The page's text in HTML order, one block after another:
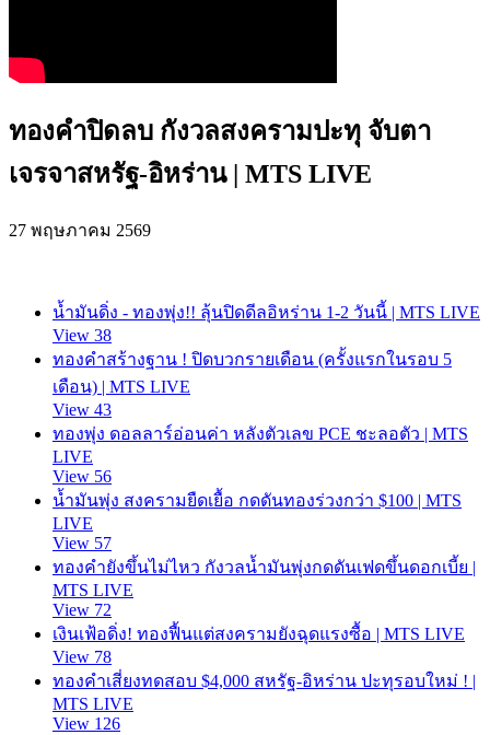
ทองคำปิดลบ กังวลสงครามปะทุ จับตา
เจรจาสหรัฐ-อิหร่าน | MTS LIVE
27 พฤษภาคม 2569
น้ำมันดิ่ง - ทองพุ่ง!! ลุ้นปิดดีลอิหร่าน 1-2 วันนี้ | MTS LIVE
View 38
ทองคำสร้างฐาน ! ปิดบวกรายเดือน (ครั้งแรกในรอบ 5
เดือน) | MTS LIVE
View 43
ทองพุ่ง ดอลลาร์อ่อนค่า หลังตัวเลข PCE ชะลอตัว | MTS
LIVE
View 56
น้ำมันพุ่ง สงครามยืดเยื้อ กดดันทองร่วงกว่า $100 | MTS
LIVE
View 57
ทองคำยังขึ้นไม่ไหว กังวลน้ำมันพุ่งกดดันเฟดขึ้นดอกเบี้ย |
MTS LIVE
View 72
เงินเฟ้อดิ่ง! ทองฟื้นแต่สงครามยังฉุดแรงซื้อ | MTS LIVE
View 78
ทองคำเสี่ยงทดสอบ $4,000 สหรัฐ-อิหร่าน ปะทุรอบใหม่ ! |
MTS LIVE
View 126